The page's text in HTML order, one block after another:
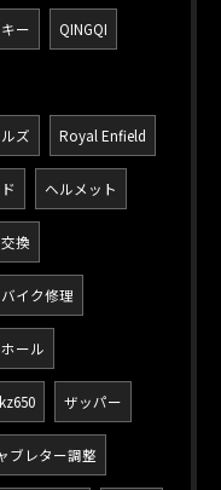
ー QINGQI
ズ Royal Enfield
ヘルメット
換
バイク修理
ール
kz650 ザッパー
ブレター調整